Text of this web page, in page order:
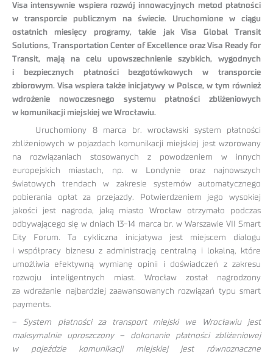
Visa intensywnie wspiera rozwój innowacyjnych metod płatności
w transporcie publicznym na świecie. Uruchomione w ciągu
ostatnich miesięcy programy, takie jak Visa Global Transit
Solutions, Transportation Center of Excellence oraz Visa Ready for
Transit, mają na celu upowszechnienie szybkich, wygodnych
i bezpiecznych płatności bezgotówkowych w transporcie
zbiorowym. Visa wspiera także inicjatywy w Polsce, w tym również
wdrożenie nowoczesnego systemu płatności zbliżeniowych
w komunikacji miejskiej we Wrocławiu.
Uruchomiony 8 marca br. wrocławski system płatności
zbliżeniowych w pojazdach komunikacji miejskiej jest wzorowany
na rozwiązaniach stosowanych z powodzeniem w innych
europejskich miastach, np. w Londynie oraz najnowszych
światowych trendach w zakresie systemów automatycznego
pobierania opłat za przejazdy. Potwierdzeniem jego wysokiej
jakości jest nagroda, jaką miasto Wrocław otrzymało podczas
odbywającego się w dniach 13-14 marca br. w Warszawie VII Smart
City Forum. Ta cykliczna inicjatywa jest miejscem dialogu
i współpracy biznesu z administracją centralną i lokalną, które
umożliwia efektywną wymianę opinii i doświadczeń z zakresu
rozwoju inteligentnych miast. Wrocław został nagrodzony
za wdrażanie najbardziej zaawansowanych rozwiązań typu smart
payments.
–
System płatności za transport miejski we Wrocławiu jest
maksymalnie uproszczony – dokonanie płatności zbliżeniowej
w pojeździe komunikacji miejskiej jest równoznaczne